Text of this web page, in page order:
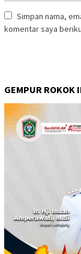
Simpan nama,
komentar saya
GEMPUR ROKOK